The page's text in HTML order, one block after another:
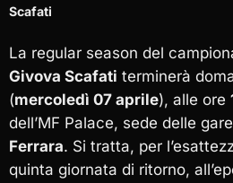
Scafati
La regular season del
Givova Scafati terminerà
(mercoledì 07 aprile), alle ore
dell’MF Palace, sede delle
Ferrara. Si tratta, per
quinta giornata di ritorno,